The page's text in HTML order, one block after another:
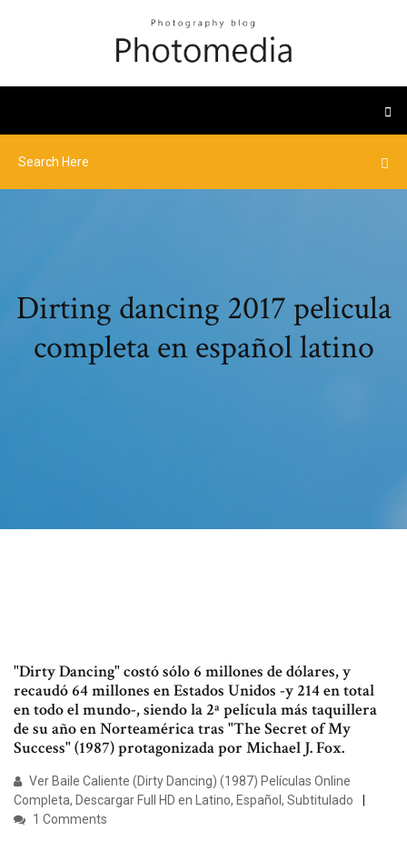
Dirting dancing 2017 pelicula
completa en español latino
"Dirty Dancing" costó sólo 6 millones de dólares, y
recaudó 64 millones en Estados Unidos -y 214 en total
en todo el mundo-, siendo la 2ª película más taquillera
de su año en Norteamérica tras "The Secret of My
Success" (1987) protagonizada por Michael J. Fox.
Ver Baile Caliente (Dirty Dancing) (1987) Películas Online
Completa, Descargar Full HD en Latino, Español, Subtitulado
1 Comments